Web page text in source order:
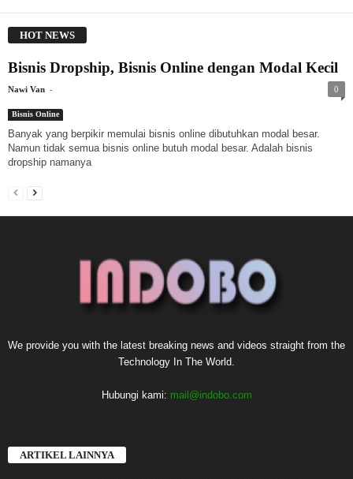
HOT NEWS
Bisnis Dropship, Bisnis Online dengan Modal Kecil
Nawi Van - 0
Bisnis Online
Banyak yang berpikir memulai bisnis online dibutuhkan modal besar.
Namun tidak semua bisnis online butuh modal besar. Adalah bisnis
dropship namanya
We provide you with the latest breaking news and videos straight from the
Technology In The World.
Hubungi kami: mail@indobo.com
ARTIKEL LAINNYA